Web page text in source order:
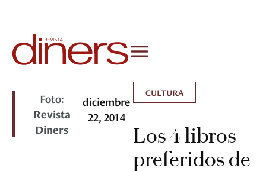
Foto:
Revista
Diners
diciembre
22, 2014
CULTURA
Los 4 libros
preferidos de